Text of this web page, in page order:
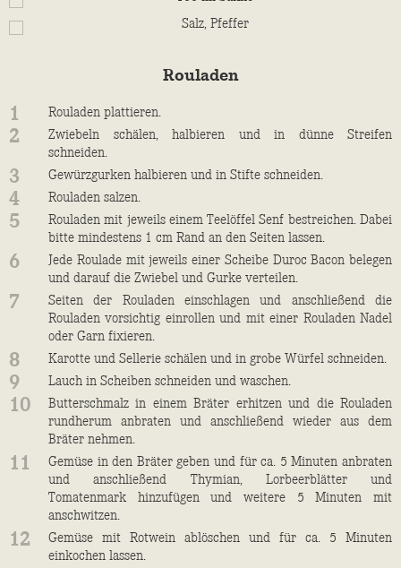
Salz, Pfeffer
Rouladen
1 Rouladen plattieren.
2
Zwiebeln schälen, halbieren und in dünne Streifen
schneiden.
3 Gewürzgurken halbieren und in Stifte schneiden.
4 Rouladen salzen.
5
Rouladen mit jeweils einem Teelöffel Senf bestreichen. Dabei
bitte mindestens 1 cm Rand an den Seiten lassen.
6
Jede Roulade mit jeweils einer Scheibe Duroc Bacon belegen
und darauf die Zwiebel und Gurke verteilen.
7
Seiten der Rouladen einschlagen und anschließend die
Rouladen vorsichtig einrollen und mit einer Rouladen Nadel
oder Garn fixieren.
8 Karotte und Sellerie schälen und in grobe Würfel schneiden.
9 Lauch in Scheiben schneiden und waschen.
10
Butterschmalz in einem Bräter erhitzen und die Rouladen
rundherum anbraten und anschließend wieder aus dem
Bräter nehmen.
11
Gemüse in den Bräter geben und für ca. 5 Minuten anbraten
und anschließend Thymian, Lorbeerblätter und
Tomatenmark hinzufügen und weitere 5 Minuten mit
anschwitzen.
12
Gemüse mit Rotwein ablöschen und für ca. 5 Minuten
einkochen lassen.